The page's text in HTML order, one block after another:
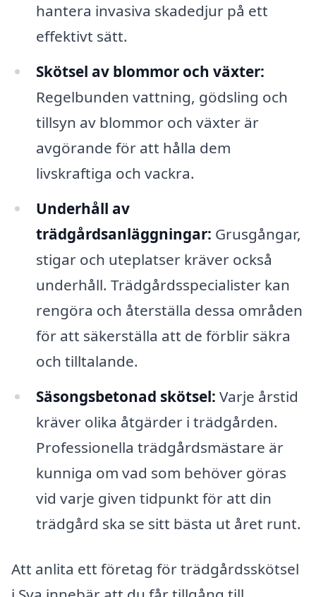
hantera invasiva skadedjur på ett
effektivt sätt.
Skötsel av blommor och växter:
Regelbunden vattning, gödsling och
tillsyn av blommor och växter är
avgörande för att hålla dem
livskraftiga och vackra.
Underhåll av
trädgårdsanläggningar: Grusgångar,
stigar och uteplatser kräver också
underhåll. Trädgårdsspecialister kan
rengöra och återställa dessa områden
för att säkerställa att de förblir säkra
och tilltalande.
Säsongsbetonad skötsel: Varje årstid
kräver olika åtgärder i trädgården.
Professionella trädgårdsmästare är
kunniga om vad som behöver göras
vid varje given tidpunkt för att din
trädgård ska se sitt bästa ut året runt.
Att anlita ett företag för trädgårdsskötsel